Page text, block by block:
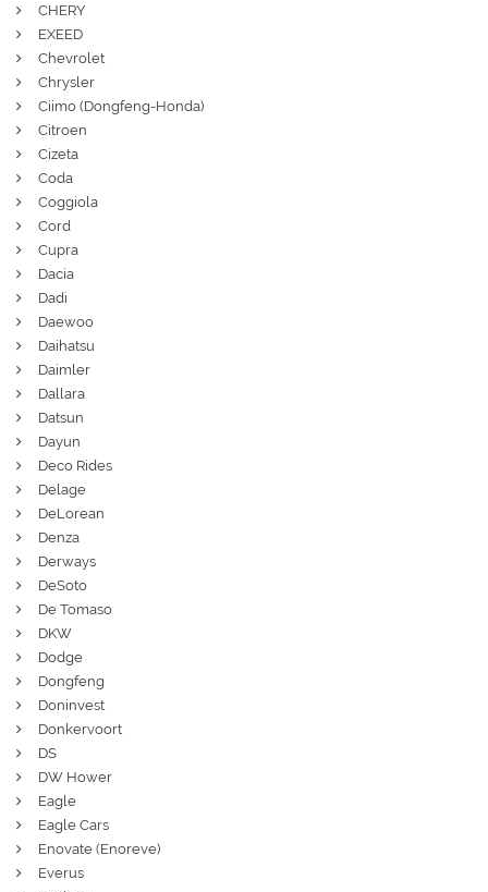
CHERY
EXEED
Chevrolet
Chrysler
Ciimo (Dongfeng-Honda)
Citroen
Cizeta
Coda
Coggiola
Cord
Cupra
Dacia
Dadi
Daewoo
Daihatsu
Daimler
Dallara
Datsun
Dayun
Deco Rides
Delage
DeLorean
Denza
Derways
DeSoto
De Tomaso
DKW
Dodge
Dongfeng
Doninvest
Donkervoort
DS
DW Hower
Eagle
Eagle Cars
Enovate (Enoreve)
Everus